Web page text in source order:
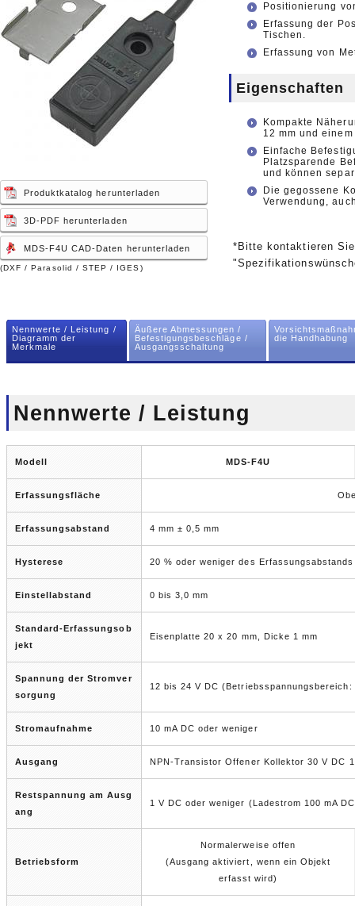
Produktkatalog herunterladen
3D-PDF herunterladen
MDS-F4U CAD-Daten herunterladen
(DXF / Parasolid / STEP / IGES)
Positionierung
Erfassung der
Tischen.
Erfassung von
Eigenschaften
Kompakte
12 mm und
Einfache
Platzsparende
und können
Die gegossene
Verwendung,
*Bitte kontaktieren
Nennwerte / Leistung /
Diagramm der
Merkmale
Äußere Abmessungen /
Befestigungsbeschläge /
Ausgangsschaltung
die Handhabung
Nennwerte / Leistung
Modell MDS-F4U
Erfassungsfläche
Erfassungsabstand 4 mm ± 0,5 mm
Hysterese 20 % oder weniger des Erfassungsabstands
Einstellabstand 0 bis 3,0 mm
Standard-Erfassungsob
jekt
Eisenplatte 20 x 20 mm, Dicke 1 mm
Spannung der Stromver
sorgung
12 bis 24 V DC
Stromaufnahme 10 mA DC oder weniger
Ausgang NPN-Transistor Offener Kollektor 30 V DC
Restspannung am Ausg
ang
1 V DC oder weniger (Ladestrom 100 mA
Betriebsform
Normalerweise offen
(Ausgang aktiviert, wenn ein Objekt
erfasst wird)